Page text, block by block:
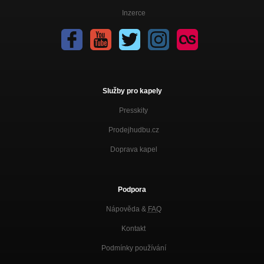
Inzerce
Služby pro kapely
Presskity
Prodejhudbu.cz
Doprava kapel
Podpora
Nápověda & FAQ
Kontakt
Podmínky používání